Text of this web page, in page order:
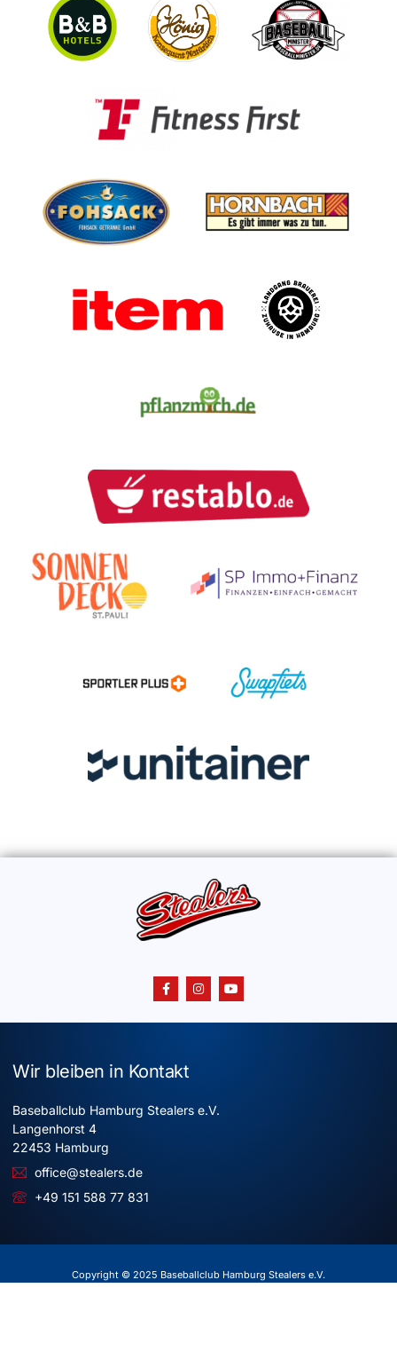
Wir bleiben in Kontakt
Baseballclub Hamburg Stealers e.V.
Langenhorst 4
22453 Hamburg
office@stealers.de
+49 151 588 77 831
Copyright © 2025 Baseballclub Hamburg Stealers e.V.